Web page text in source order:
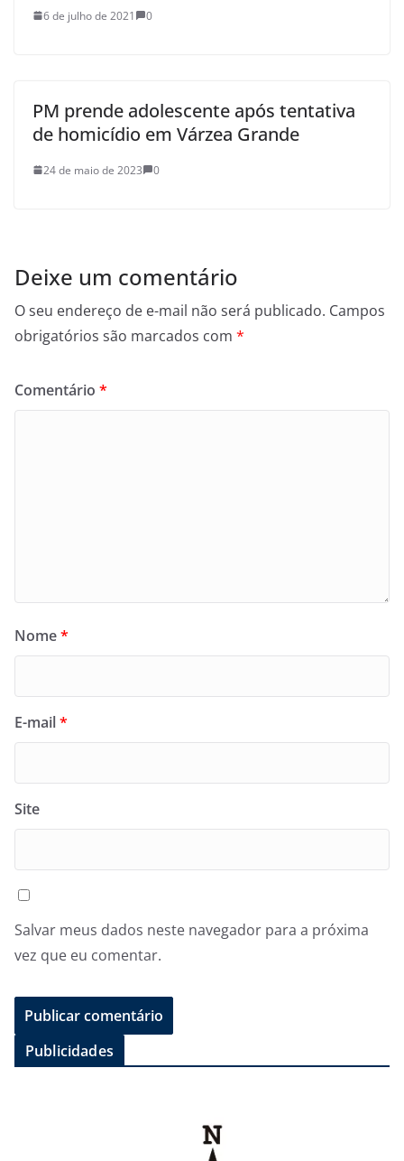
6 de julho de 2021 0
PM prende adolescente após tentativa
de homicídio em Várzea Grande
24 de maio de 2023 0
Deixe um comentário
O seu endereço de e-mail não será publicado. Campos
obrigatórios são marcados com *
Comentário *
Nome*
E-mail*
Site
Salvar meus dados neste navegador para a próxima
vez que eu comentar.
Publicidades